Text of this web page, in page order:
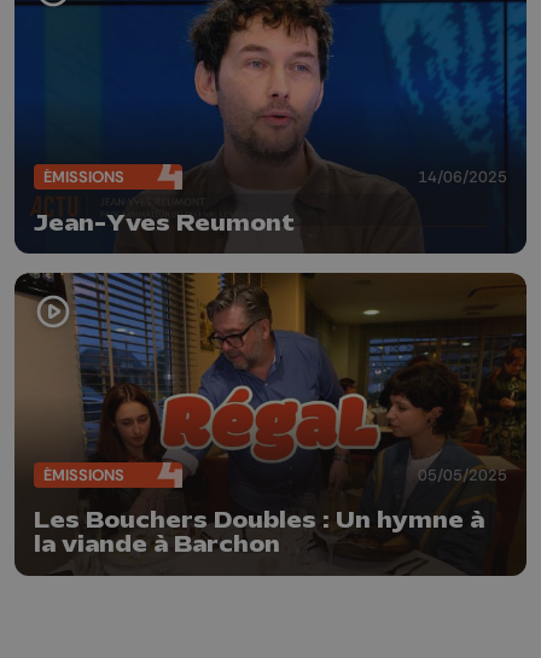
ÉMISSIONS 14/06/2025
Jean-Yves Reumont
ÉMISSIONS 05/05/2025
Les Bouchers Doubles : Un hymne à
la viande à Barchon